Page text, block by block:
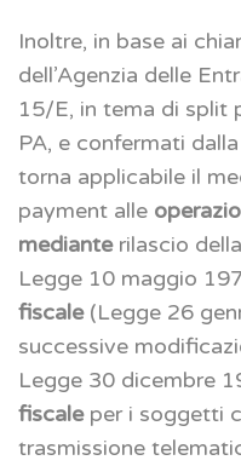
Inoltre, in base ai
dell’Agenzia delle
15/E, in tema di split
PA, e confermati
torna applicabile il
payment alle
medianterilascio della
Legge 10 maggio
fiscale(Legge 26
successive
Legge 30 dicembre
fiscaleper i soggetti
trasmissione